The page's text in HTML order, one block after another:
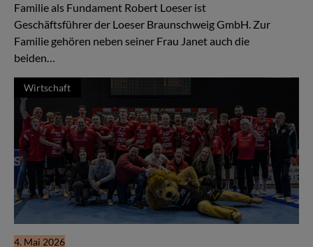
Familie als Fundament Robert Loeser ist
Geschäftsführer der Loeser Braunschweig GmbH. Zur
Familie gehören neben seiner Frau Janet auch die
beiden…
Wirtschaft
4. Mai 2026